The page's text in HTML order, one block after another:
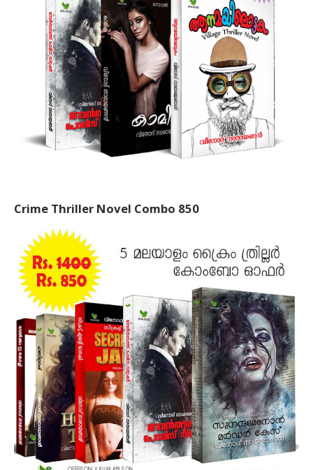
Crime Thriller Novel Combo 850